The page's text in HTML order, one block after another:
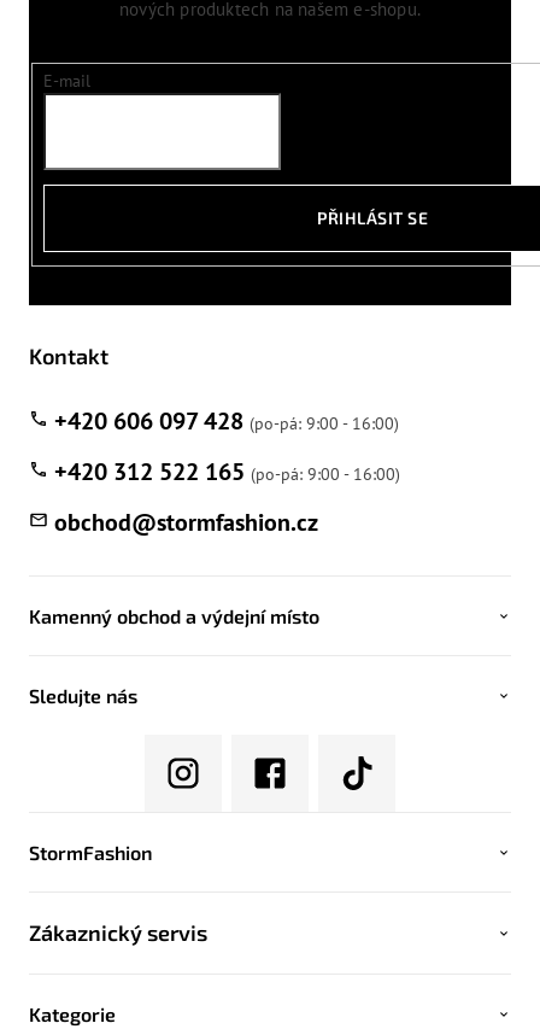
nových produktech na našem e-shopu.
E-mail
PŘIHLÁSIT SE
Kontakt
obchod@stormfashion.cz
+420 606 097 428
+420 312 522 165
Kamenný obchod a výdejní místo
Sledujte nás
StormFashion
Zákaznický servis
Kategorie